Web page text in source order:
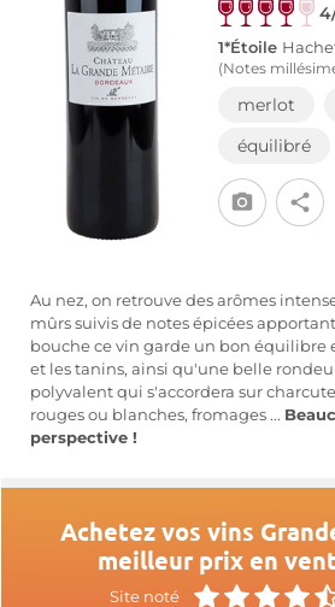
1*Étoile
(Notes
merlot
équilibré
Au nez, on retrouve des arômes
mûrs suivis de notes épicées
bouche ce vin garde un bon équilibre
et les tanins, ainsi qu'une belle
polyvalent qui s'accordera sur
rouges ou blanches, fromages ...
perspective !
Achetez vos vins
meilleur prix en
Site noté